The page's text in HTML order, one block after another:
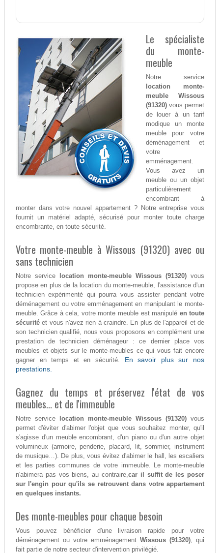
Le spécialiste
du monte-
meuble
Notre service
location monte-
meuble Wissous
(91320)vous permet
de louer à un tarif
modique un monte
meuble pour votre
déménagement et
votre
emménagement.
Vous avez un
meuble ou un objet
particulièrement
encombrant à
monter dans votre nouvel appartement ? Notre entreprise vous
fournit un matériel adapté, sécurisé pour monter toute charge
encombrante, en toute sécurité.
Votre monte-meuble à Wissous (91320) avec ou
sans technicien
Notre service location monte-meuble Wissous (91320) vous
propose en plus de la location du monte-meuble, l'assistance d'un
technicien expérimenté qui pourra vous assister pendant votre
déménagement ou votre emménagement en manipulant le monte-
meuble. Grâce à cela, votre monte meuble est manipulé en toute
sécuritéet vous n'avez rien à craindre. En plus de l'appareil et de
son technicien qualifié, nous vous proposons en complément une
prestation de technicien déménageur : ce dernier place vos
meubles et objets sur le monte-meubles ce qui vous fait encore
gagner en temps et en sécurité. En savoir plus sur nos
prestations.
Gagnez du temps et préservez l'état de vos
meubles... et de l'immeuble
Notre service location monte-meuble Wissous (91320) vous
permet d'éviter d'abimer l'objet que vous souhaitez monter, qu'il
s'agisse d'un meuble encombrant, d'un piano ou d'un autre objet
volumineux (armoire, penderie, placard, lit, sommier, instrument
de musique…). De plus, vous évitez d'abimer le hall, les escaliers
et les parties communes de votre immeuble. Le monte-meuble
n'abimera pas vos biens, au contraire,car il suffit de les poser
sur l'engin pour qu'ils se retrouvent dans votre appartement
en quelques instants.
Des monte-meubles pour chaque besoin
Vous pouvez bénéficier d'une livraison rapide pour votre
déménagement ou votre emménagementWissous (91320), qui
fait partie de notre secteur d'intervention privilégié.